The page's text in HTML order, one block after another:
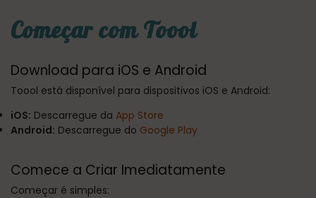
Começar com Toool
Download para iOS e Android
Toool está disponível para dispositivos iOS e Android:
iOS: Descarregue da App Store
Android: Descarregue do Google Play
Comece a Criar Imediatamente
Começar é simples: